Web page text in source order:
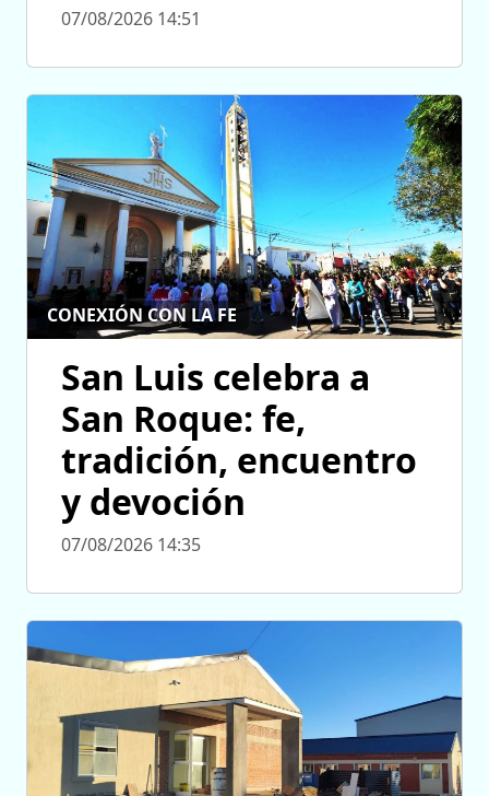
07/08/2026 14:51
CONEXIÓN CON LA FE
San Luis celebra a
San Roque: fe,
tradición, encuentro
y devoción
07/08/2026 14:35